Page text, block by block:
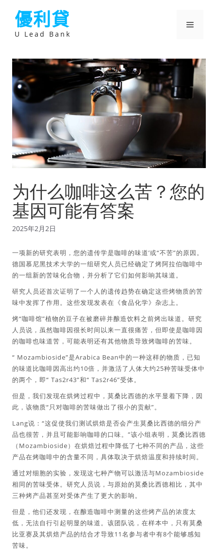
優利貸
U Lead Bank
選
为什么咖啡这么苦？您的
基因可能有答案
2025年2月2日
一项新的研究表明，您的遗传学是咖啡的味道’或“不苦”的原因。
德国慕尼黑技术大学的一组研究人员已经确定了烤阿拉伯咖啡中
的一组新的苦味化合物，并分析了它们如何影响其味道。
研究人员还首次证明了一个人的遗传趋势在确定这些烤物质的苦
味中发挥了作用。这些发现发表在《食品化学》杂志上。
烤“咖啡馆”植物的豆子在被磨碎并酿造饮料之前烤出味道。研究
人员说，虽然咖啡因很长时间以来一直很痛苦，但即使是咖啡因
的咖啡也味道苦，可能表明还有其他物质导致烤咖啡的苦味。
“ Mozambioside”是Arabica Bean中的一种这样的物质，已知
的味道比咖啡因高出约10倍，并激活了人体大约25种苦味受体中
的两个，即“ Tas2r43”和“ Tas2r46”受体。
但是，我们发现在烘烤过程中，莫桑比西德的水平显着下降，因
此，该物质“只对咖啡的苦味做出了很小的贡献”。
Lang说：“这促使我们测试烘焙是否会产生莫桑​​比西德的细分产
品也很苦，并且可能影响咖啡的口味。”该小组表明，莫桑比西德
（Mozambioside）在烘焙过程中降低了七种不同的产品，这些
产品在烤咖啡中的含量不同，具体取决于烘焙温度和持续时间。
通过对细胞的实验，发现这七种产物可以激活与Mozambioside
相同的苦味受体。研究人员说，与原始的莫桑比西德相比，其中
三种烤产品甚至对受体产生了更大的影响。
但是，他们还发现，在酿造咖啡中测量的这些烤产品的浓度太
低，无法自行引起明显的味道。该团队说，在样本中，只有莫桑
比亚赛及其烘焙产品的结合才导致11名参与者中有8个能够感知
苦味。